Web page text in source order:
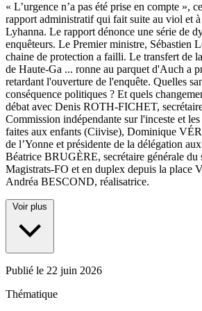
« L’urgence n’a pas été prise en compte »,
rapport administratif qui fait suite au viol et à
Lyhanna. Le rapport dénonce une série de
enquêteurs. Le Premier ministre, Sébastien
chaine de protection a failli. Le transfert de
de Haute-Ga ... ronne au parquet d'Auch a
retardant l'ouverture de l'enquête. Quelles
conséquence politiques ? Et quels
débat avec Denis ROTH-FICHET,
Commission indépendante sur l'inceste et
faites aux enfants (Ciivise), Dominique
de l’Yonne et présidente de la délégation
Béatrice BRUGÈRE, secrétaire générale du
Magistrats-FO et en duplex depuis la place
Andréa BESCOND, réalisatrice.
Voir plus
Publié le 22 juin 2026
Thématique